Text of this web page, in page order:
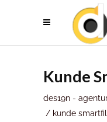
Kunde
des19n -
/ kunde